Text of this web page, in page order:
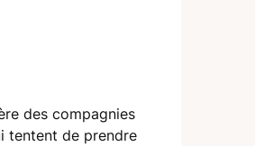
des compagnies
tentent de prendre